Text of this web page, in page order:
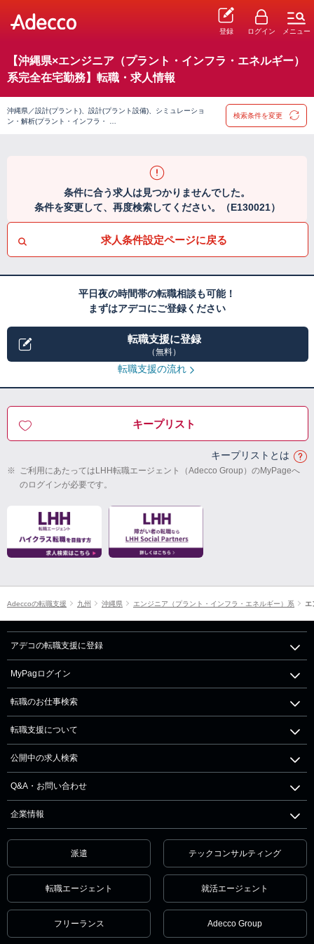
登録 ログイン メニュー
【沖縄県×エンジニア（プラント・インフラ・エネルギー）
系完全在宅勤務】転職・求人情報
沖縄県／設計(プラント)、設計(プラント設備)、シミュレーショ
ン・解析(プラント・インフラ・ …
検索条件を変更
条件に合う求人は見つかりませんでした。
条件を変更して、再度検索してください。（E130021）
求人条件設定ページに戻る
平日夜の時間帯の転職相談も可能！
まずはアデコにご登録ください
転職支援に登録
（無料）
転職支援の流れ
キープリスト
キープリストとは
※ ご利用にあたってはLHH転職エージェント（Adecco Group）のMyPageへ
のログインが必要です。
Adeccoの転職支援 九州 沖縄県 エンジニア（プラント・インフラ・エネルギー）系 エ
アデコの転職支援に登録
MyPagログイン
転職のお仕事検索
転職支援について
公開中の求人検索
Q&A・お問い合わせ
企業情報
派遣 テックコンサルティング
転職エージェント 就活エージェント
フリーランス Adecco Group